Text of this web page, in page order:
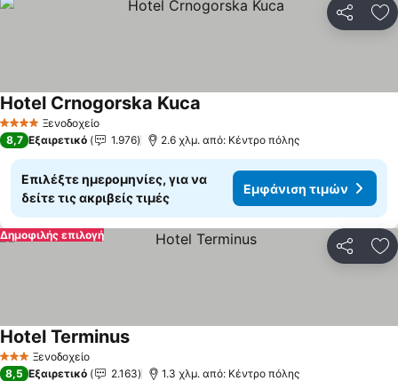
4 ΑστέριαΞενοδοχείο
Hotel Crnogorska Kuca
8,7 Εξαιρετικό 1.976 2.6 χλμ. από: Κέντρο πόλης
Επιλέξτε ημερομηνίες, για να
δείτε τις ακριβείς τιμές
Εμφάνιση τιμών
Δημοφιλής επιλογή
3 ΑστέριαΞενοδοχείο
Hotel TerminusΕμφάνιση τιμών
8,5 Εξαιρετικό 2.163 1.3 χλμ. από: Κέντρο πόλης